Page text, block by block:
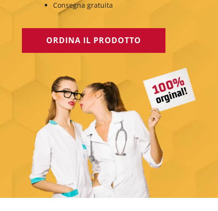
Consegna gratuita
ORDINA IL PRODOTTO